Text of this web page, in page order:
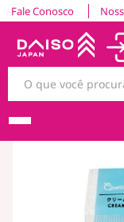
Fale Conosco